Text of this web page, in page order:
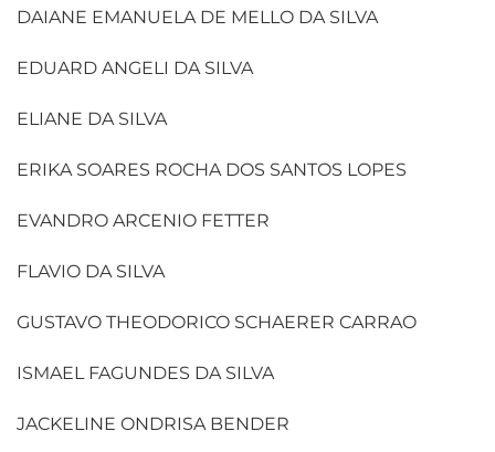
DAIANE EMANUELA DE MELLO DA SILVA
EDUARD ANGELI DA SILVA
ELIANE DA SILVA
ERIKA SOARES ROCHA DOS SANTOS LOPES
EVANDRO ARCENIO FETTER
FLAVIO DA SILVA
GUSTAVO THEODORICO SCHAERER CARRAO
ISMAEL FAGUNDES DA SILVA
JACKELINE ONDRISA BENDER